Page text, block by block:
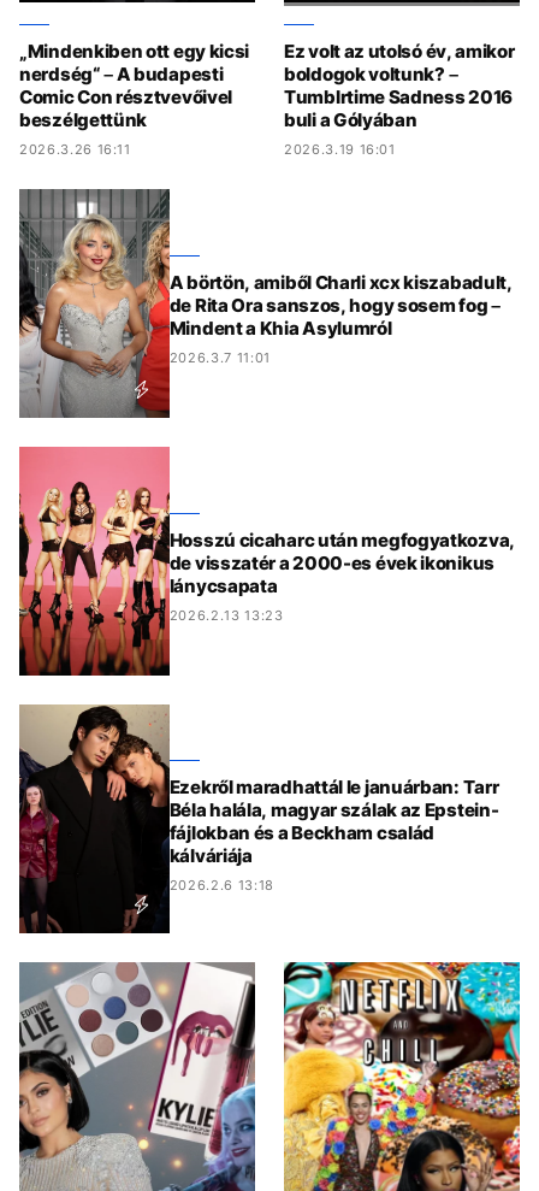
„Mindenkiben ott egy kicsi
nerdség“ – A budapesti
Comic Con résztvevőivel
beszélgettünk
2026.3.26 16:11
Ez volt az utolsó év, amikor
boldogok voltunk? –
Tumblrtime Sadness 2016
buli a Gólyában
2026.3.19 16:01
A börtön, amiből Charli xcx kiszabadult,
de Rita Ora sanszos, hogy sosem fog –
Mindent a Khia Asylumról
2026.3.7 11:01
Hosszú cicaharc után megfogyatkozva,
de visszatér a 2000-es évek ikonikus
lánycsapata
2026.2.13 13:23
Ezekről maradhattál le januárban: Tarr
Béla halála, magyar szálak az Epstein-
fájlokban és a Beckham család
kálváriája
2026.2.6 13:18